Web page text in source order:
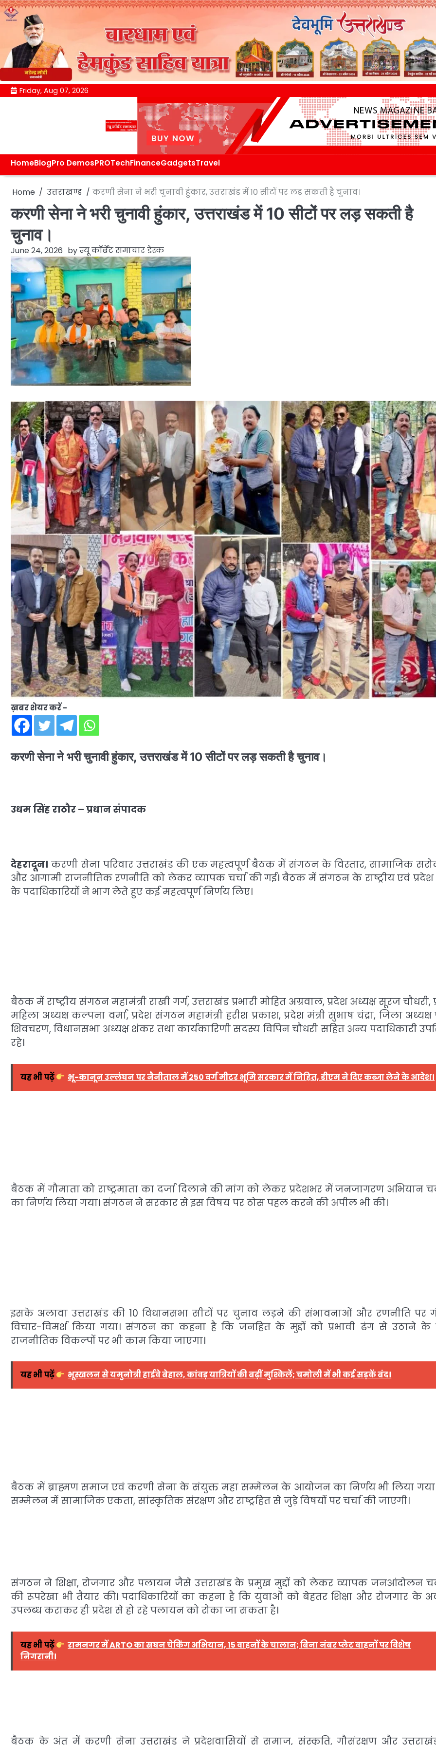
Skip Friday, Aug 07, 2026
HomeBlogPro DemosPROTechFinanceGadgetsTravel
Home उत्तराखण्ड करणी सेना ने भरी चुनावी हुंकार, उत्तराखंड में 10 सीटों पर लड़ सकती है चुनाव।
करणी सेना ने भरी चुनावी हुंकार, उत्तराखंड में 10 सीटों पर लड़ सकती है
चुनाव।
June 24, 2026 byन्यू कॉर्बेट समाचार डेस्क
ख़बर शेयर करें -
करणी सेना ने भरी चुनावी हुंकार, उत्तराखंड में 10 सीटों पर लड़ सकती है चुनाव।
उधम सिंह राठौर – प्रधान संपादक
देहरादून। करणी सेना परिवार उत्तराखंड की एक महत्वपूर्ण बैठक में संगठन के विस्तार, सामाजिक
और आगामी राजनीतिक रणनीति को लेकर व्यापक चर्चा की गई। बैठक में संगठन के राष्ट्रीय एवं प्रदेश
के पदाधिकारियों ने भाग लेते हुए कई महत्वपूर्ण निर्णय लिए।
बैठक में राष्ट्रीय संगठन महामंत्री राखी गर्ग, उत्तराखंड प्रभारी मोहित अग्रवाल, प्रदेश अध्यक्ष सूरज चौधरी,
महिला अध्यक्ष कल्पना वर्मा, प्रदेश संगठन महामंत्री हरीश प्रकाश, प्रदेश मंत्री सुभाष चंद्रा, जिला अध्यक्ष
शिवचरण, विधानसभा अध्यक्ष शंकर तथा कार्यकारिणी सदस्य विपिन चौधरी सहित अन्य पदाधिकारी
रहे।
यह भी पढ़ें भू-कानून उल्लंघन पर नैनीताल में 250 वर्ग मीटर भूमि सरकार में निहित, डीएम ने दिए कब्जा लेने के आदेश।
बैठक में गौमाता को राष्ट्रमाता का दर्जा दिलाने की मांग को लेकर प्रदेशभर में जनजागरण अभियान
का निर्णय लिया गया। संगठन ने सरकार से इस विषय पर ठोस पहल करने की अपील भी की।
इसके अलावा उत्तराखंड की 10 विधानसभा सीटों पर चुनाव लड़ने की संभावनाओं और रणनीति पर
विचार-विमर्श किया गया। संगठन का कहना है कि जनहित के मुद्दों को प्रभावी ढंग से उठाने के
राजनीतिक विकल्पों पर भी काम किया जाएगा।
यह भी पढ़ें भूस्खलन से यमुनोत्री हाईवे बेहाल, कांवड़ यात्रियों की बढ़ीं मुश्किलें; चमोली में भी कई सड़कें बंद।
बैठक में ब्राह्मण समाज एवं करणी सेना के संयुक्त महा सम्मेलन के आयोजन का निर्णय भी लिया
सम्मेलन में सामाजिक एकता, सांस्कृतिक संरक्षण और राष्ट्रहित से जुड़े विषयों पर चर्चा की जाएगी।
संगठन ने शिक्षा, रोजगार और पलायन जैसे उत्तराखंड के प्रमुख मुद्दों को लेकर व्यापक जनआंदोलन
की रूपरेखा भी तैयार की। पदाधिकारियों का कहना है कि युवाओं को बेहतर शिक्षा और रोजगार के
उपलब्ध कराकर ही प्रदेश से हो रहे पलायन को रोका जा सकता है।
यह भी पढ़ें
रामनगर में ARTO का सघन चेकिंग अभियान, 15 वाहनों के चालान; बिना नंबर प्लेट वाहनों पर विशेष
निगरानी।
बैठक के अंत में करणी सेना उत्तराखंड ने प्रदेशवासियों से समाज, संस्कृति, गौसंरक्षण और